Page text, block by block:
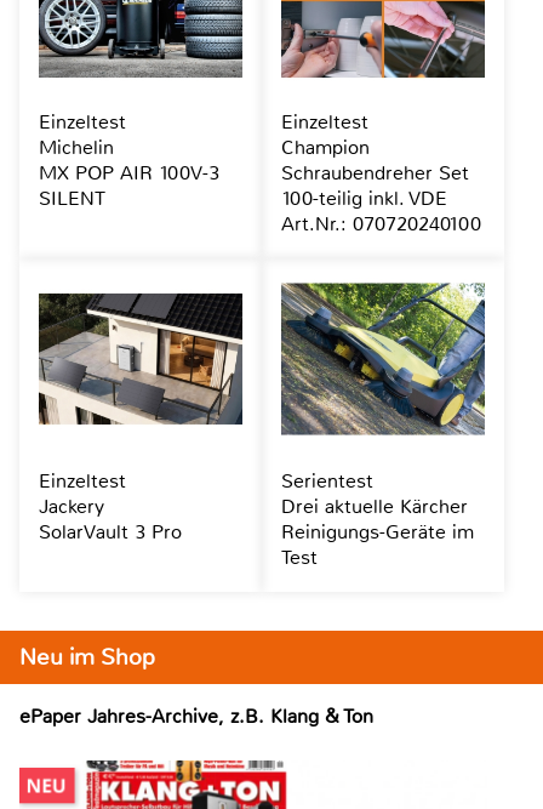
Neu im Shop
ePaper Jahres-Archive, z.B. Klang & Ton
Einzeltest
Michelin
MX POP AIR 100V-3
SILENT
Einzeltest
Champion
Schraubendreher Set
100-teilig inkl. VDE
Art.Nr.: 070720240100
Einzeltest
Jackery
SolarVault 3 Pro
Serientest
Drei aktuelle Kärcher
Reinigungs-Geräte im
Test